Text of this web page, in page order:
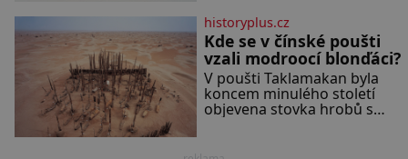
zpřístupní cestujícím devět
dalších destinací v jižní a
střední Africe a u
historyplus.cz
Kde se v čínské poušti
vzali modroocí blonďáci?
V poušti Taklamakan byla
koncem minulého století
objevena stovka hrobů s